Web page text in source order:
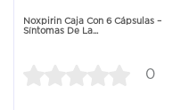
Noxpirin Caja Con 6 Cápsulas –
Síntomas De La...
0